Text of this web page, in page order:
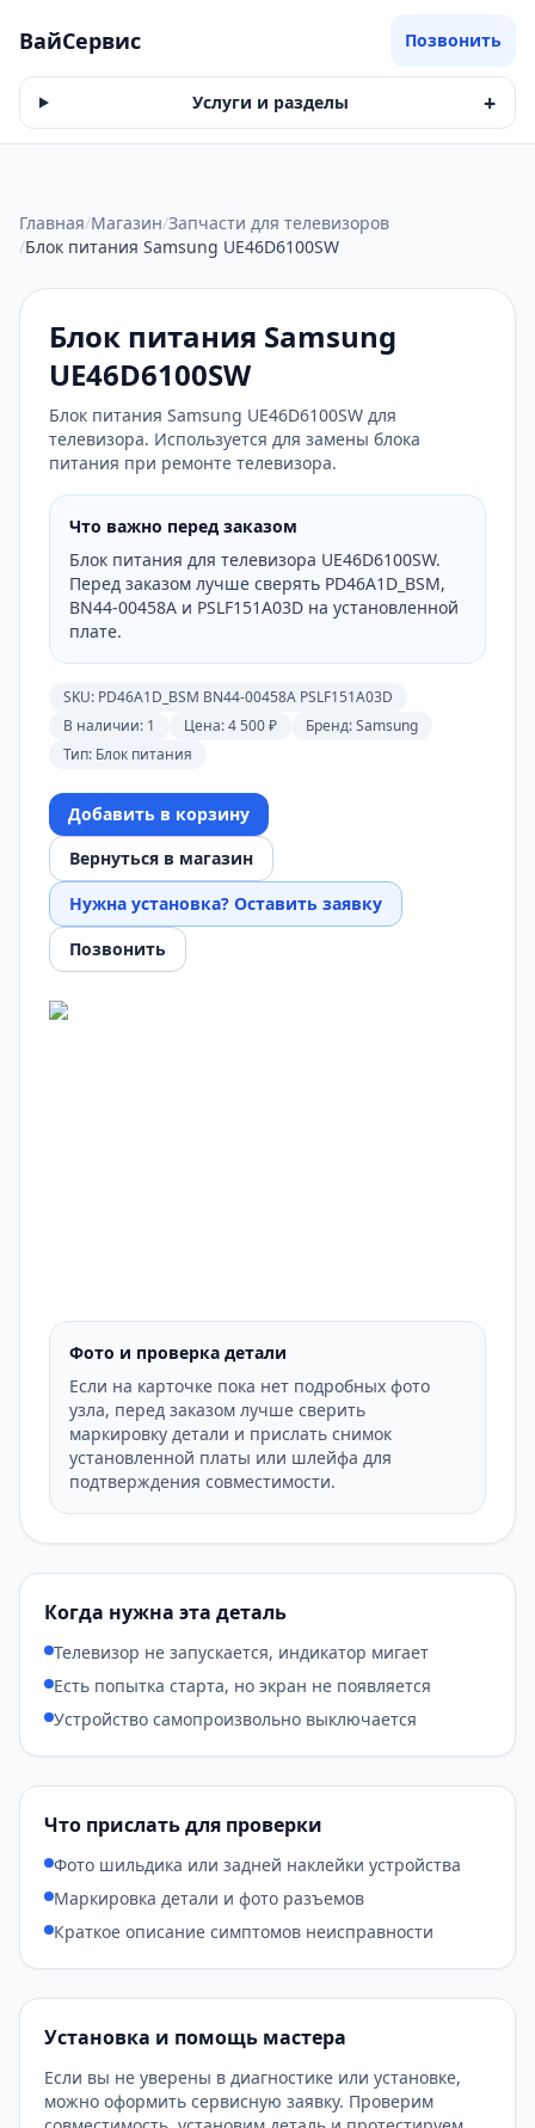
ВайСервис Позвонить
Услуги и разделы +
Главная/Магазин/Запчасти для телевизоров
/Блок питания Samsung UE46D6100SW
Блок питания Samsung
UE46D6100SW
Блок питания Samsung UE46D6100SW для
телевизора. Используется для замены блока
питания при ремонте телевизора.
Что важно перед заказом
Блок питания для телевизора UE46D6100SW.
Перед заказом лучше сверять PD46A1D_BSM,
BN44-00458A и PSLF151A03D на установленной
плате.
SKU: PD46A1D_BSM BN44-00458A PSLF151A03D
В наличии: 1
Цена:4 500 ₽ Бренд:Samsung
Тип: Блок питания
Добавить в корзину
Вернуться в магазин
Нужна установка? Оставить заявку
Позвонить
Фото и проверка детали
Если на карточке пока нет подробных фото
узла, перед заказом лучше сверить
маркировку детали и прислать снимок
установленной платы или шлейфа для
подтверждения совместимости.
Когда нужна эта деталь
Телевизор не запускается, индикатор мигает
Есть попытка старта, но экран не появляется
Устройство самопроизвольно выключается
Что прислать для проверки
Фото шильдика или задней наклейки устройства
Маркировка детали и фото разъемов
Краткое описание симптомов неисправности
Установка и помощь мастера
Если вы не уверены в диагностике или установке,
можно оформить сервисную заявку. Проверим